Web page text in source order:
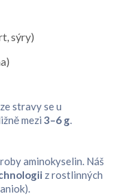
sýry)
stravy se u
mezi 3–6 g.
aminokyselin. Náš
z rostlinných